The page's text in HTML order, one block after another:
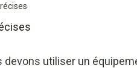
utiliser un